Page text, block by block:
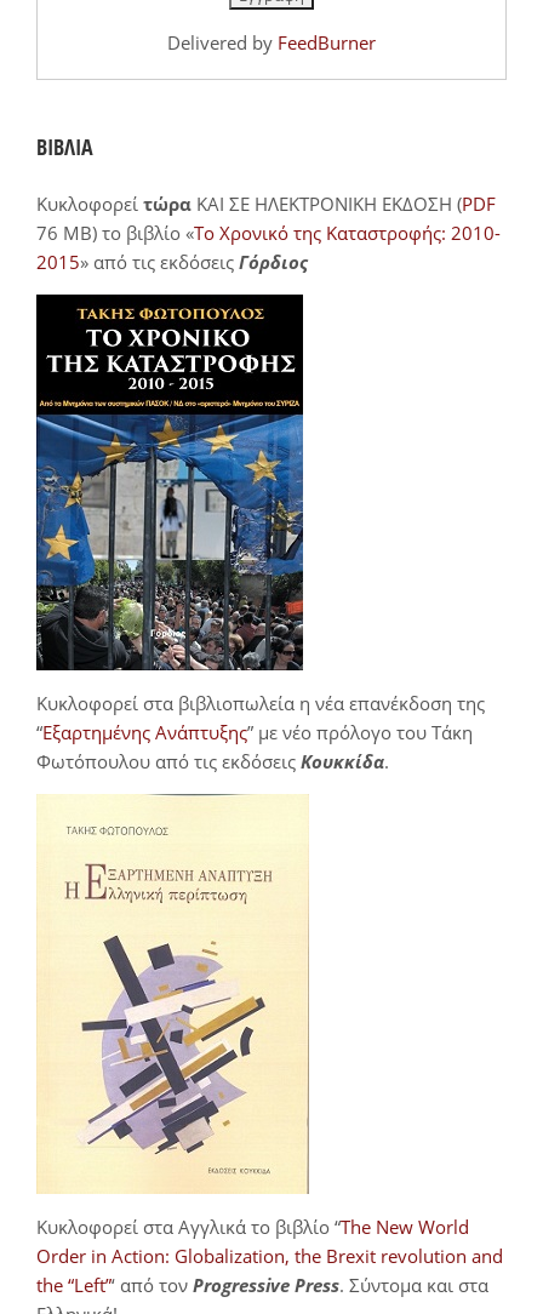
Delivered by FeedBurner
ΒΙΒΛΙΑ
Κυκλοφορεί τώρα ΚΑΙ ΣΕ ΗΛΕΚΤΡΟΝΙΚΗ ΕΚΔΟΣΗ (PDF
76 MB) το βιβλίο «Το Χρονικό της Καταστροφής: 2010-
2015» από τις εκδόσεις Γόρδιος
Κυκλοφορεί στα βιβλιοπωλεία η νέα επανέκδοση της
“Εξαρτημένης Ανάπτυξης” με νέο πρόλογο του Τάκη
Φωτόπουλου από τις εκδόσεις Κουκκίδα.
Κυκλοφορεί στα Αγγλικά το βιβλίο “The New World
Order in Action: Globalization, the Brexit revolution and
the “Left”‘ από τον Progressive Press. Σύντομα και στα